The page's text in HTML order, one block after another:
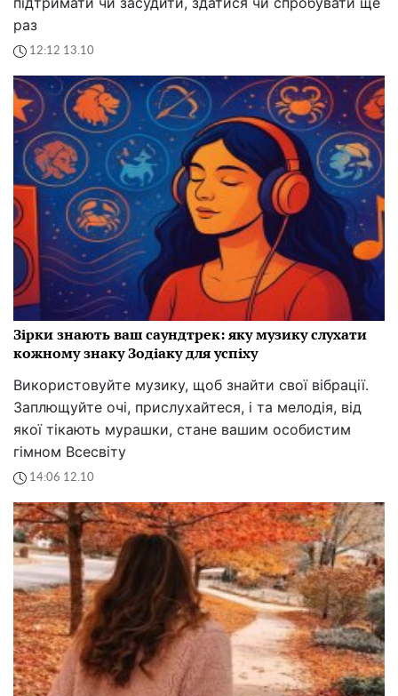
раз
12:12 13.10
Зірки знають ваш саундтрек: яку музику слухати
кожному знаку Зодіаку для успіху
Використовуйте музику, щоб знайти свої вібрації.
Заплющуйте очі, прислухайтеся, і та мелодія, від
якої тікають мурашки, стане вашим особистим
гімном Всесвіту
14:06 12.10